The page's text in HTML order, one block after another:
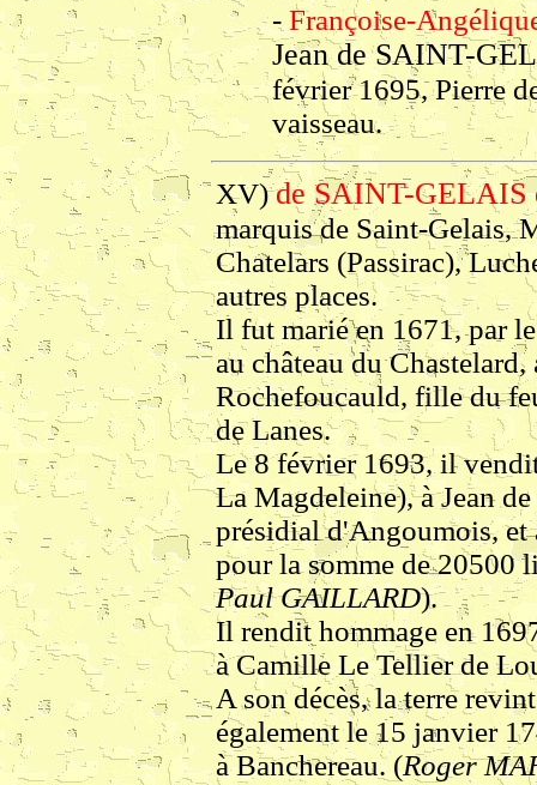
-Françoise-
Jean de SAINT-
février 1695, Pierre
vaisseau.
XV)de SAINT-GELAIS
marquis de Saint-Gelais,
Chatelars (Passirac),
autres places.
Il fut marié en 1671, par
au château du
Rochefoucauld, fille du
de Lanes.
Le 8 février 1693, il
La Magdeleine), à Jean
présidial d'Angoumois, et
pour la somme de 20500
Paul GAILLARD).
Il rendit hommage en
à Camille Le Tellier de
A son décès, la terre
également le 15 janvier
à Banchereau. (Roger